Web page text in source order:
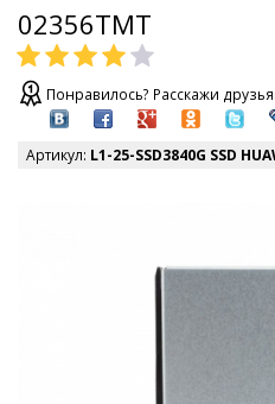
02356TMT
Понравилось? Расскажи
Артикул: L1-25-SSD3840G SSD